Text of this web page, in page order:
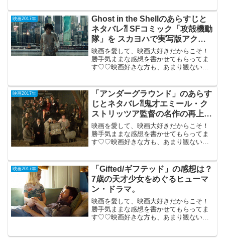
分）トム・ハンクスが、 ３Ｄホログラム
を売る ...
映画2017年
Ghost in the Shellのあらすじと
ネタバレ⁈ SFコミック「攻殻機動
隊」を スカヨハで実写版アクシ
ョンに。
映画を愛して、映画大好きだからこそ！
勝手気ままな感想を書かせてもらってま
す♡♡映画好きな方も、あまり観ない方
のSFコミック「攻殻機動...
映画2017年
「アンダーグラウンド」のあらす
じとネタバレ⁈鬼才エミール・ク
ストリッツア監督の名作の再上
映。
映画を愛して、映画大好きだからこそ！
勝手気ままな感想を書かせてもらってま
す♡♡映画好きな方も、あまり観ない方
ハンガリー、ユーゴ、ブルガリア合作）
ユーゴス...
映画2017年
「Gifted/ギフテッド」の感想は？
7歳の天才少女をめぐるヒューマ
ン・ドラマ。
映画を愛して、映画大好きだからこそ！
勝手気ままな感想を書かせてもらってま
す♡♡映画好きな方も、あまり観ない方